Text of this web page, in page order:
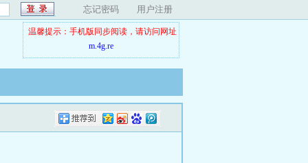
忘记密码 用户注册
温馨提示：手机版同步阅读，请访问网址
m.4g.re